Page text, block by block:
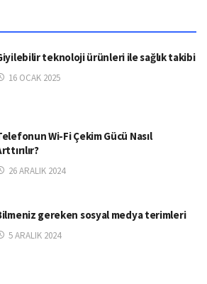
teknoloji ürünleri ile sağlık takibi
16 OCAK 2025
Wi-Fi Çekim Gücü Nasıl
26 ARALIK 2024
gereken sosyal medya terimleri
5 ARALIK 2024